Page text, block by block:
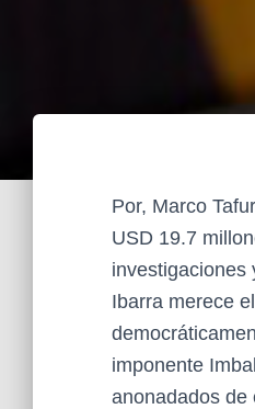
Por, Marco
USD 19.7
investigaciones
Ibarra merece
imponente
anonadados de